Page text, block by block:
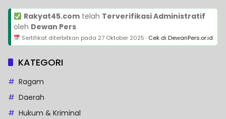
Rakyat45.comtelah Terverifikasi Administratif
oleh Dewan Pers
Sertifikat diterbitkan pada 27 Oktober 2025 · Cek di DewanPers.or.id
KATEGORI
Ragam
Daerah
Hukum & Kriminal